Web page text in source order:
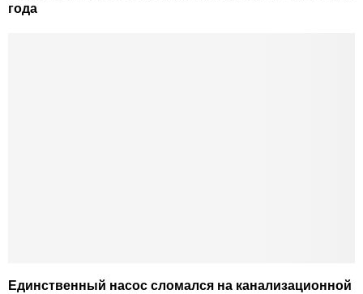
года
Единственный насос сломался на канализационной